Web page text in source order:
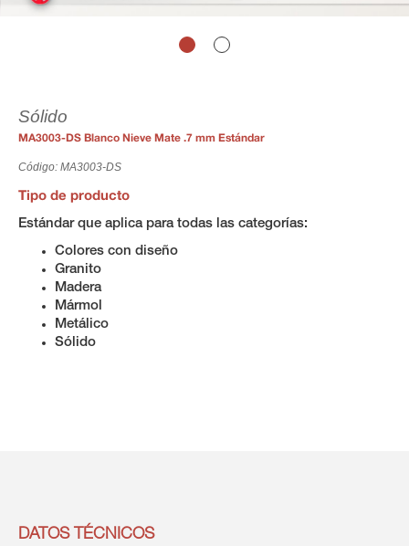
Sólido
MA3003-DS Blanco Nieve Mate .7 mm Estándar
Código: MA3003-DS
Tipo de producto
Estándar que aplica para todas las categorías:
Colores con diseño
Granito
Madera
Mármol
Metálico
Sólido
DATOS TÉCNICOS